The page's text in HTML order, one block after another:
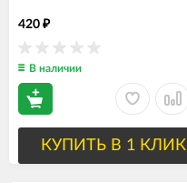
420 ₽
В наличии
КУПИТЬ В 1 КЛИК